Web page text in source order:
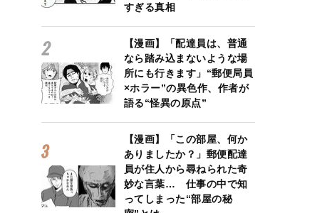
すぎる真相
【漫画】「配達員は、普通
なら踏み込まないような場
所にも行きます」“郵便局員
×ホラー”の異色作、作者が
語る“怪異の原点”
【漫画】「この部屋、何か
ありましたか？」郵便配達
員が住人から尋ねられた奇
妙な言葉… 仕事の中で知
ってしまった“部屋の秘